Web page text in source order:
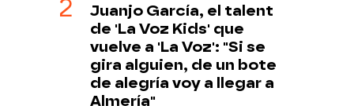
Juanjo García, el talent
de 'La Voz Kids' que
vuelve a 'La Voz': "Si se
gira alguien, de un bote
de alegría voy a llegar a
Almería"